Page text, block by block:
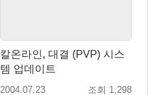
칼온라인, 대결 (PVP) 시스
템 업데이트
2004.07.23 조회 1,298